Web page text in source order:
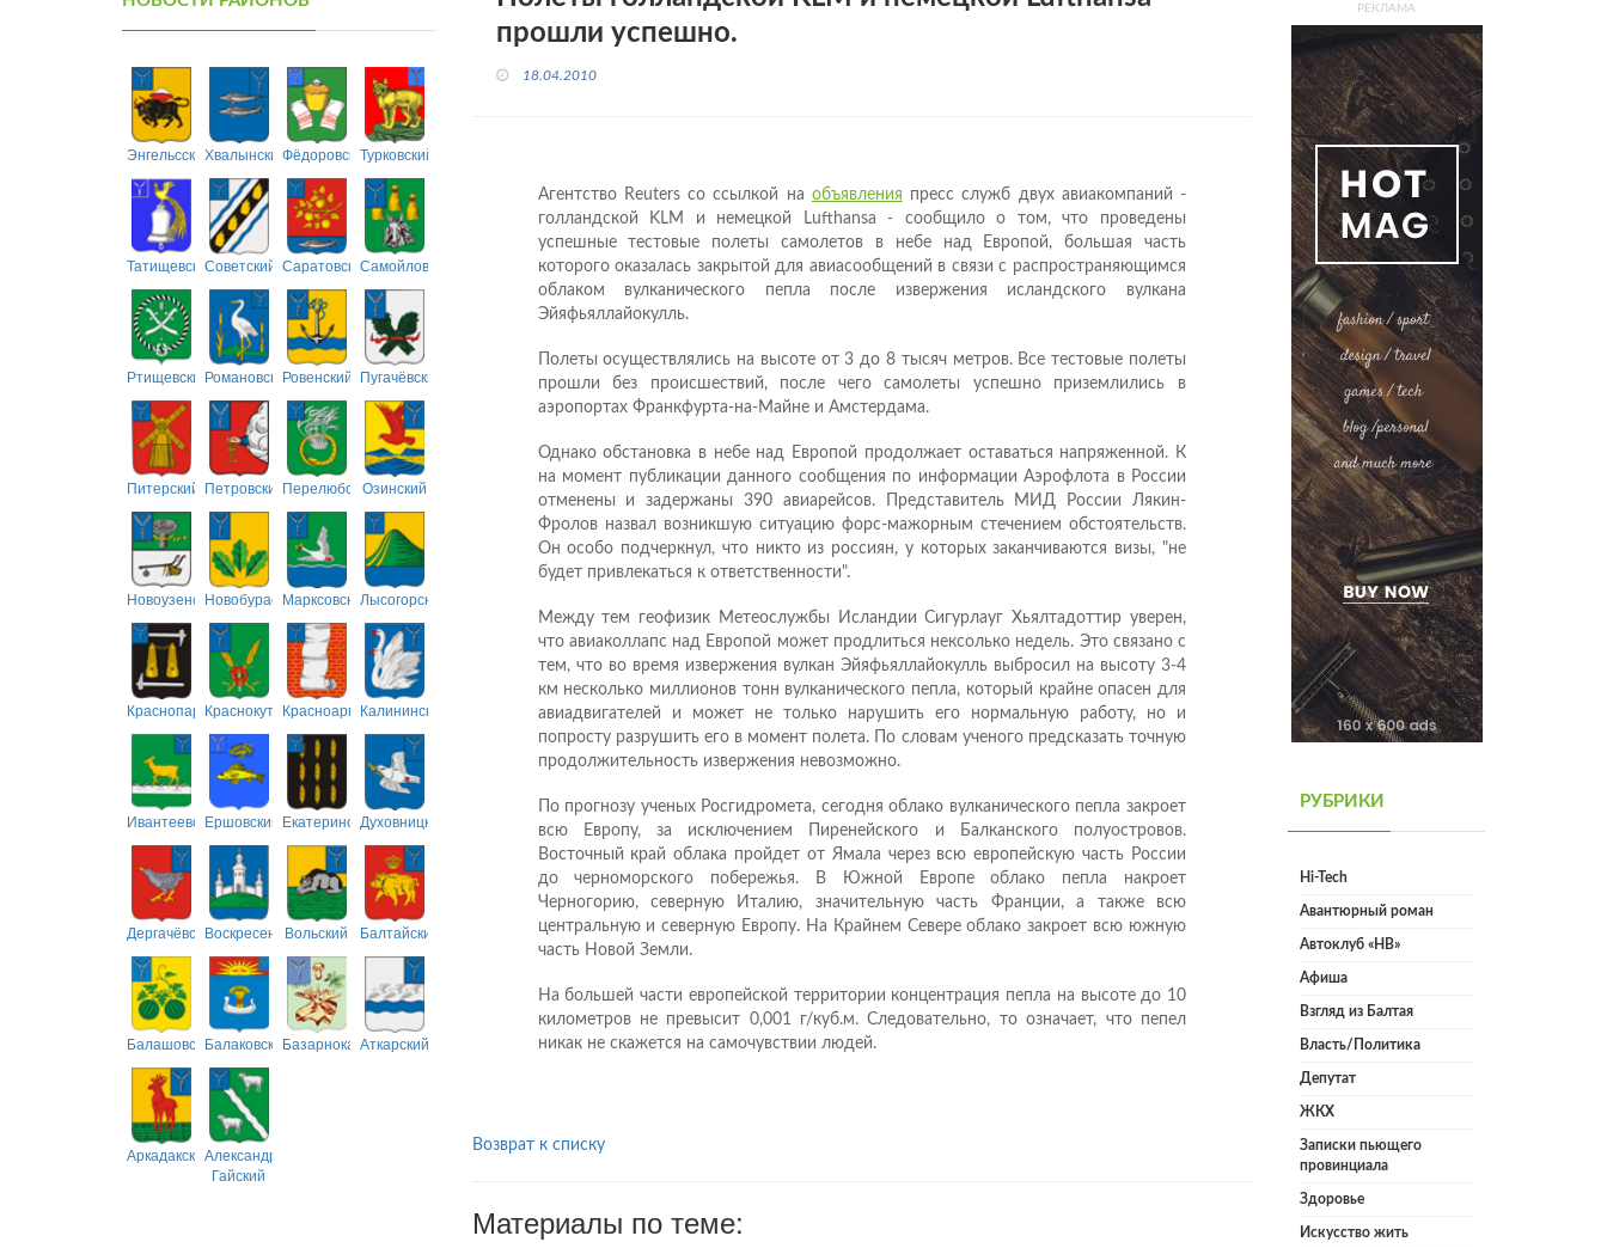
ЭнгельсскийХвалынскийФёдоровскийТурковский
ТатищевскийСоветский СаратовскийСамойловский
РтищевскийРомановскийРовенский Пугачёвский
Питерский ПетровскийПерелюбскийОзинский
НовоузенскийНовобурасскийМарксовскийЛысогорский
Краснопартизанский
КраснокутскийКрасноармейский
Калининский
ИвантеевскийЕршовский ЕкатериновскийДуховницкий
ДергачёвскийВоскресенскийВольский Балтайский
БалашовскийБалаковскийБазарнокарабулакский
Аткарский
АркадакскийАлександрово-
Гайский
прошли успешно.
18.04.2010
Агентство Reuters со ссылкой на объявления пресс служб двух авиакомпаний -
голландской KLM и немецкой Lufthansa - сообщило о том, что проведены
успешные тестовые полеты самолетов в небе над Европой, большая часть
которого оказалась закрытой для авиасообщений в связи с распространяющимся
облаком вулканического пепла после извержения исландского вулкана
Эйяфьяллайокулль.
Полеты осуществлялись на высоте от 3 до 8 тысяч метров. Все тестовые полеты
прошли без происшествий, после чего самолеты успешно приземлились в
аэропортах Франкфурта-на-Майне и Амстердама.
Однако обстановка в небе над Европой продолжает оставаться напряженной. К
на момент публикации данного сообщения по информации Аэрофлота в России
отменены и задержаны 390 авиарейсов. Представитель МИД России Лякин-
Фролов назвал возникшую ситуацию форс-мажорным стечением обстоятельств.
Он особо подчеркнул, что никто из россиян, у которых заканчиваются визы, "не
будет привлекаться к ответственности".
Между тем геофизик Метеослужбы Исландии Сигурлауг Хьялтадоттир уверен,
что авиаколлапс над Европой может продлиться нексолько недель. Это связано с
тем, что во время извержения вулкан Эйяфьяллайокулль выбросил на высоту 3-4
км несколько миллионов тонн вулканического пепла, который крайне опасен для
авиадвигателей и может не только нарушить его нормальную работу, но и
попросту разрушить его в момент полета. По словам ученого предсказать точную
продолжительность извержения невозможно.
По прогнозу ученых Росгидромета, сегодня облако вулканического пепла закроет
всю Европу, за исключением Пиренейского и Балканского полуостровов.
Восточный край облака пройдет от Ямала через всю европейскую часть России
до черноморского побережья. В Южной Европе облако пепла накроет
Черногорию, северную Италию, значительную часть Франции, а также всю
центральную и северную Европу. На Крайнем Севере облако закроет всю южную
часть Новой Земли.
На большей части европейской территории концентрация пепла на высоте до 10
километров не превысит 0,001 г/куб.м. Следовательно, то означает, что пепел
никак не скажется на самочувствии людей.
Возврат к списку
Материалы по теме:
РЕКЛАМА
РУБРИКИ
Hi-Tech
Авантюрный роман
Автоклуб «НВ»
Афиша
Взгляд из Балтая
Власть/Политика
Депутат
ЖКХ
Записки пьющего
провинциала
Здоровье
Искусство жить